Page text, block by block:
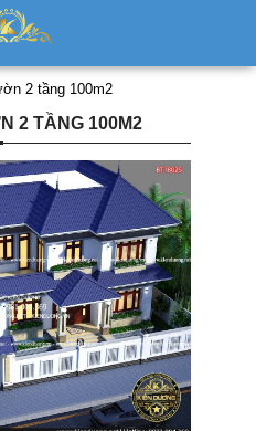
2 tầng 100m2
2 TẦNG 100M2